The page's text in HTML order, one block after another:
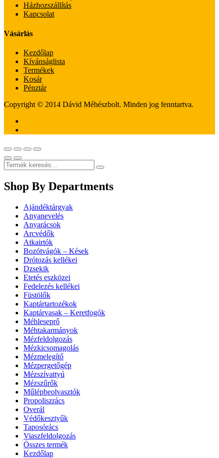
Házhozszállítás
Kapcsolat
Vásárlás
Kezdőlap
Kívánságlista
Termékek
Kosár
Pénztár
Copyright © 2014 Dávid Méhészbolt. Minden jog fenntartva.
Shop By Departments
Ajándéktárgyak
Anyanevelés
Anyarácsok
Arcvédők
Atkairtók
Bozótvágók – Kések
Drótozás kellékei
Dzsekik
Etetés eszközei
Fedelezés kellékei
Füstölők
Kaptártartozékok
Kaptárvasak – Keretfogók
Méhleseprő
Méhtakarmányok
Mézfeldolgozás
Mézkicsomagolás
Mézmelegítő
Mézpergetőgép
Mézszívattyú
Mézszűrők
Műlépbeolvasztók
Propoliszrács
Overál
Védőkesztyűk
Taposórács
Viaszfeldolgozás
Összes termék
Kezdőlap